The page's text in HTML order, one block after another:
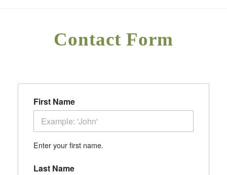
Contact Form
First Name
Enter your first name.
Last Name